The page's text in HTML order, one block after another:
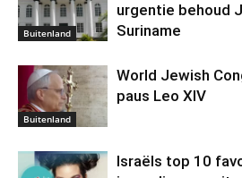
Buitenland
urgentie behoud
Suriname
Buitenland
World Jewish
paus Leo XIV
Israëls top 10